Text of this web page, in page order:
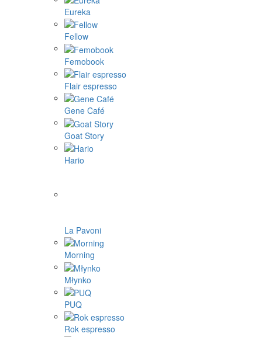
Eureka
Fellow
Femobook
Flair espresso
Gene Café
Goat Story
Hario
La Pavoni
Morning
Młynko
PUQ
Rok espresso